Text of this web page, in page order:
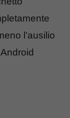
l’ausilio